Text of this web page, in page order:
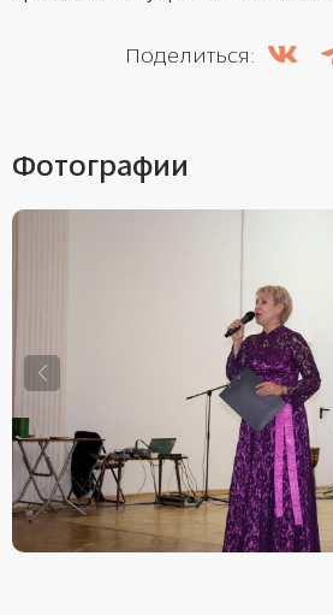
Поделиться:
Фотографии